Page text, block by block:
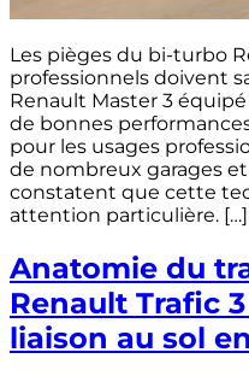
Les pièges du bi-turbo
professionnels doivent
Renault Master 3
de bonnes
pour les usages
de nombreux garages
constatent que cette
attention particulière. […]
Anatomie du
Renault Trafic
liaison au sol